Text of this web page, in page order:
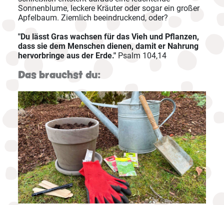
Sonnenblume, leckere Kräuter oder sogar ein großer
Apfelbaum. Ziemlich beeindruckend, oder?
"Du lässt Gras wachsen für das Vieh und Pflanzen,
dass sie dem Menschen dienen, damit er Nahrung
hervorbringe aus der Erde." Psalm 104,14
Das brauchst du: